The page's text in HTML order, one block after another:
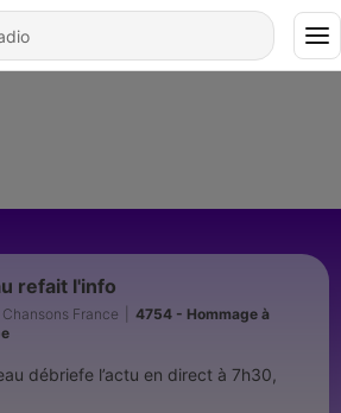
refait l'info
Chansons France
4754 - Hommage à
débriefe l’actu en direct à 7h30,